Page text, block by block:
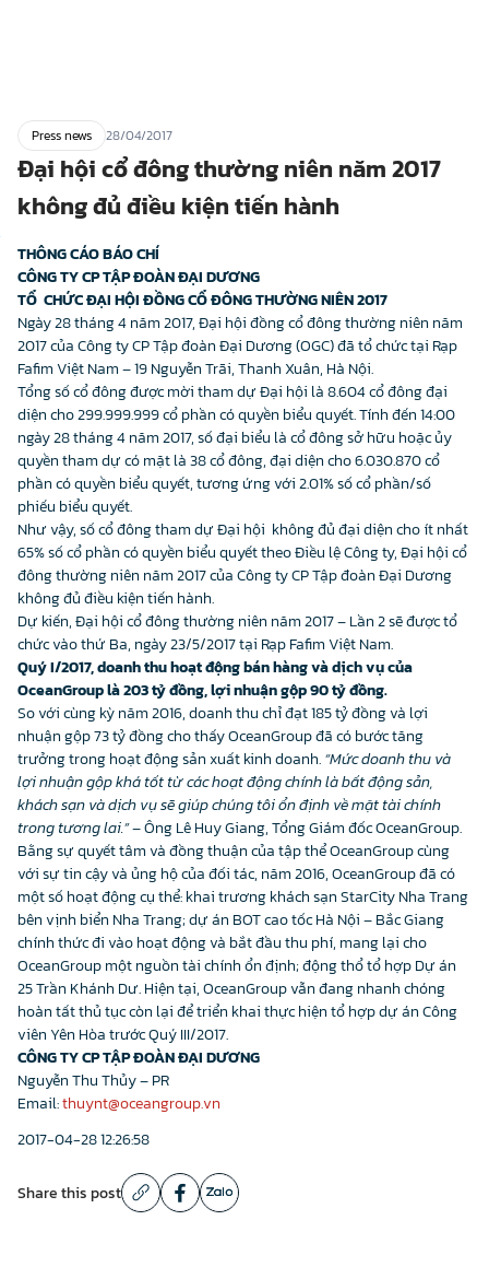
Press news 28/04/2017
Đại hội cổ đông thường niên năm 2017
không đủ điều kiện tiến hành
THÔNG CÁO BÁO CHÍ
CÔNG TY CP TẬP ĐOÀN ĐẠI DƯƠNG
TỔ CHỨC ĐẠI HỘI ĐỒNG CỔ ĐÔNG THƯỜNG NIÊN 2017
Ngày 28 tháng 4 năm 2017, Đại hội đồng cổ đông thường niên năm
2017 của Công ty CP Tập đoàn Đại Dương (OGC) đã tổ chức tại Rạp
Fafim Việt Nam – 19 Nguyễn Trãi, Thanh Xuân, Hà Nội.
Tổng số cổ đông được mời tham dự Đại hội là 8.604 cổ đông đại
diện cho 299.999.999 cổ phần có quyền biểu quyết. Tính đến 14:00
ngày 28 tháng 4 năm 2017, số đại biểu là cổ đông sở hữu hoặc ủy
quyền tham dự có mặt là 38 cổ đông, đại diện cho 6.030.870 cổ
phần có quyền biểu quyết, tương ứng với 2.01% số cổ phần/số
phiếu biểu quyết.
Như vậy, số cổ đông tham dự Đại hội không đủ đại diện cho ít nhất
65% số cổ phần có quyền biểu quyết theo Điều lệ Công ty, Đại hội cổ
đông thường niên năm 2017 của Công ty CP Tập đoàn Đại Dương
không đủ điều kiện tiến hành.
Dự kiến, Đại hội cổ đông thường niên năm 2017 – Lần 2 sẽ được tổ
chức vào thứ Ba, ngày 23/5/2017 tại Rạp Fafim Việt Nam.
Quý I/2017, doanh thu hoạt động bán hàng và dịch vụ của
OceanGroup là 203 tỷ đồng, lợi nhuận gộp 90 tỷ đồng.
So với cùng kỳ năm 2016, doanh thu chỉ đạt 185 tỷ đồng và lợi
nhuận gộp 73 tỷ đồng cho thấy OceanGroup đã có bước tăng
trưởng trong hoạt động sản xuất kinh doanh.“Mức doanh thu và
lợi nhuận gộp khá tốt từ các hoạt động chính là bất động sản,
khách sạn và dịch vụ sẽ giúp chúng tôi ổn định về mặt tài chính
trong tương lai.”– Ông Lê Huy Giang, Tổng Giám đốc OceanGroup.
Bằng sự quyết tâm và đồng thuận của tập thể OceanGroup cùng
với sự tin cậy và ủng hộ của đối tác, năm 2016, OceanGroup đã có
một số hoạt động cụ thể: khai trương khách sạn StarCity Nha Trang
bên vịnh biển Nha Trang; dự án BOT cao tốc Hà Nội – Bắc Giang
chính thức đi vào hoạt động và bắt đầu thu phí, mang lại cho
OceanGroup một nguồn tài chính ổn định; động thổ tổ hợp Dự án
25 Trần Khánh Dư. Hiện tại, OceanGroup vẫn đang nhanh chóng
hoàn tất thủ tục còn lại để triển khai thực hiện tổ hợp dự án Công
viên Yên Hòa trước Quý III/2017.
CÔNG TY CP TẬP ĐOÀN ĐẠI DƯƠNG
Nguyễn Thu Thủy – PR
Email:thuynt@oceangroup.vn
2017-04-28 12:26:58
Share this post